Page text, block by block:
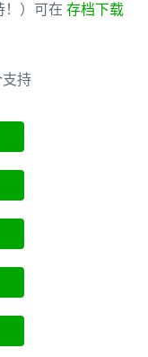
！）可在 存档下载
持